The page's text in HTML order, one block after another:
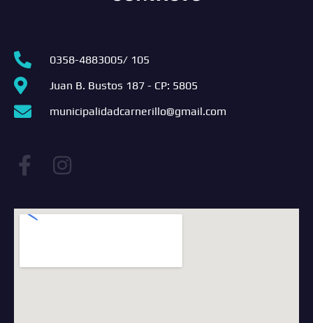
0358-4883005/ 105
Juan B. Bustos 187 - CP: 5805
municipalidadcarnerillo@gmail.com